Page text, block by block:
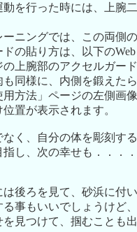
動を行った時には、上腕
ーニングでは、この両側
の貼り方は、以下の
上腕部のアクセルガー
同様に、内側を鍛えた
用方法」ページの左側画
位置が表示されます。
なく、自分の体を彫刻す
し、次の幸せも．．．．
は後ろを見て、砂浜に付
る事もいいでしょうけど
を見つけて、掴むことも